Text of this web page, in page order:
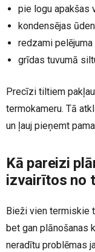
pie logu apakšas
kondensējas
redzami
grīdas tuvumā
Precīzi tiltiem
termokameru. Tā
un ļauj pieņemt
Kā pareizi
izvairītos no
Bieži vien termiskie
bet gan plānošanas
neradītu problēmas